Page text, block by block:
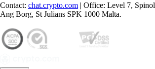
Contact: chat.crypto.com | Office: Level 7,
Ang Borg, St Julians SPK 1000 Malta.